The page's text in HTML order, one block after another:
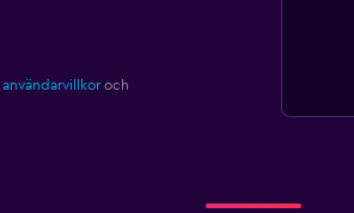
användarvillkoroch